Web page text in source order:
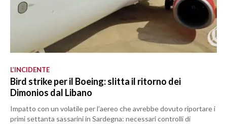
L’INCIDENTE
Bird strike per il Boeing: slitta il ritorno dei
Dimonios dal Libano
Impatto con un volatile per l’aereo che avrebbe dovuto riportare i
primi settanta sassarini in Sardegna: necessari controlli di